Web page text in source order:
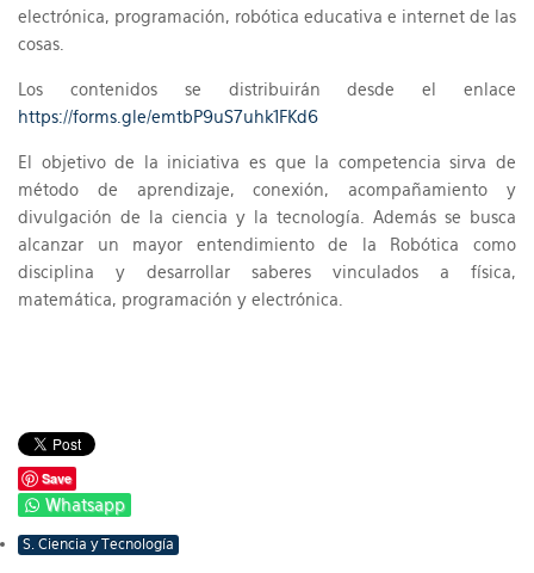
electrónica, programación, robótica educativa e internet de las
cosas.
Los contenidos se distribuirán desde el enlace
https://forms.gle/emtbP9uS7uhk1FKd6
El objetivo de la iniciativa es que la competencia sirva de
método de aprendizaje, conexión, acompañamiento y
divulgación de la ciencia y la tecnología. Además se busca
alcanzar un mayor entendimiento de la Robótica como
disciplina y desarrollar saberes vinculados a física,
matemática, programación y electrónica.
Save
Whatsapp
S. Ciencia y Tecnología